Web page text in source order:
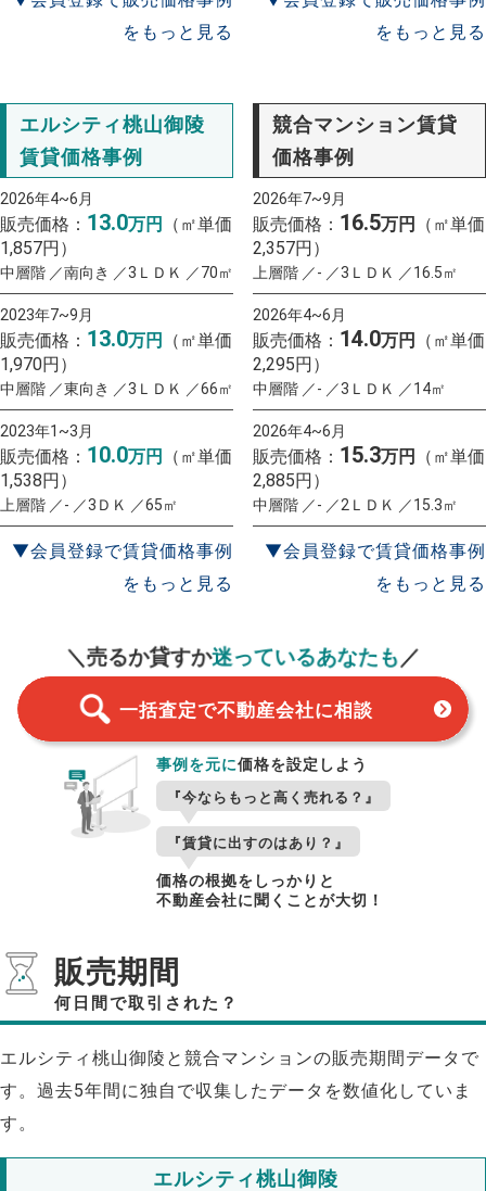
をもっと見る
をもっと見る
エルシティ桃山御陵
賃貸価格事例
2026年4~6月
販売価格： 13.0万円
（㎡単価
1,857円）
中層階 ／南向き ／3ＬＤＫ ／70㎡
2023年7~9月
販売価格： 13.0万円
（㎡単価
1,970円）
中層階 ／東向き ／3ＬＤＫ ／66㎡
2023年1~3月
販売価格： 10.0万円
（㎡単価
1,538円）
上層階 ／- ／3ＤＫ ／65㎡
▼会員登録で賃貸価格事例
をもっと見る
競合マンション賃貸
価格事例
2026年7~9月
販売価格： 16.5万円
（㎡単価
2,357円）
上層階 ／- ／3ＬＤＫ ／16.5㎡
2026年4~6月
販売価格： 14.0万円
（㎡単価
2,295円）
中層階 ／- ／3ＬＤＫ ／14㎡
2026年4~6月
販売価格： 15.3万円
（㎡単価
2,885円）
中層階 ／- ／2ＬＤＫ ／15.3㎡
▼会員登録で賃貸価格事例
をもっと見る
＼売るか貸すか迷っているあなたも／
一括査定で不動産会社に相談
事例を元に価格を設定しよう
『今ならもっと高く売れる？』
『賃貸に出すのはあり？』
価格の根拠をしっかりと
不動産会社に聞くことが大切！
販売期間
何日間で取引された？
エルシティ桃山御陵と競合マンションの販売期間データで
す。過去5年間に独自で収集したデータを数値化していま
す。
エルシティ桃山御陵